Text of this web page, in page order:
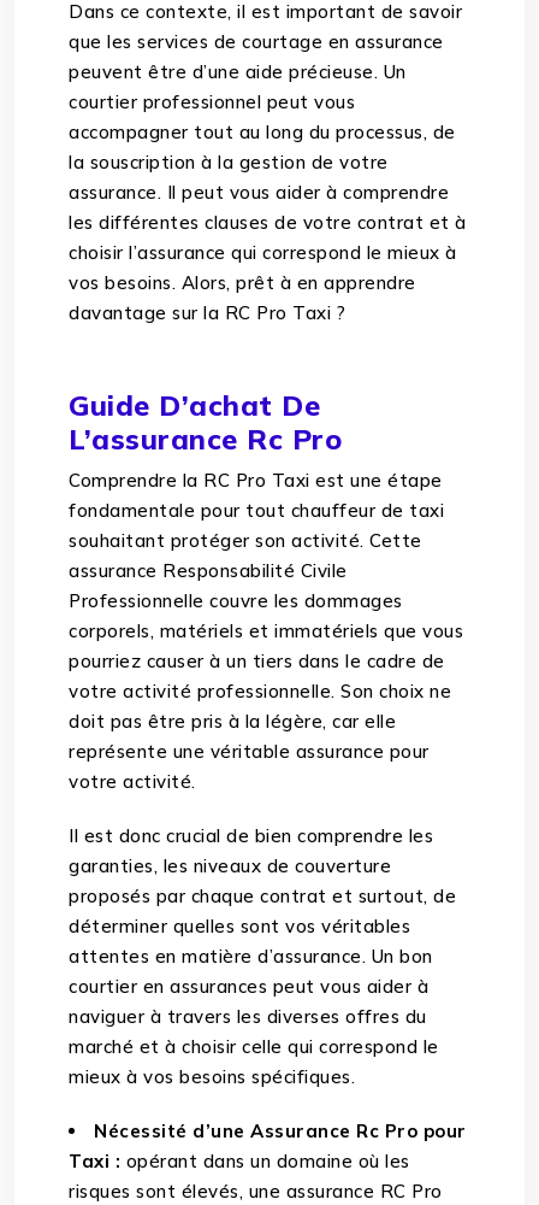
Dans ce contexte, il est important de savoir
que les services de courtage en assurance
peuvent être d’une aide précieuse. Un
courtier professionnel peut vous
accompagner tout au long du processus, de
la souscription à la gestion de votre
assurance. Il peut vous aider à comprendre
les différentes clauses de votre contrat et à
choisir l’assurance qui correspond le mieux à
vos besoins. Alors, prêt à en apprendre
davantage sur la RC Pro Taxi ?
Guide D’achat De
L’assurance Rc Pro
Comprendre la RC Pro Taxi est une étape
fondamentale pour tout chauffeur de taxi
souhaitant protéger son activité. Cette
assurance Responsabilité Civile
Professionnelle couvre les dommages
corporels, matériels et immatériels que vous
pourriez causer à un tiers dans le cadre de
votre activité professionnelle. Son choix ne
doit pas être pris à la légère, car elle
représente une véritable assurance pour
votre activité.
Il est donc crucial de bien comprendre les
garanties, les niveaux de couverture
proposés par chaque contrat et surtout, de
déterminer quelles sont vos véritables
attentes en matière d’assurance. Un bon
courtier en assurances peut vous aider à
naviguer à travers les diverses offres du
marché et à choisir celle qui correspond le
mieux à vos besoins spécifiques.
Nécessité d’une Assurance Rc Pro pour
Taxi : opérant dans un domaine où les
risques sont élevés, une assurance RC Pro